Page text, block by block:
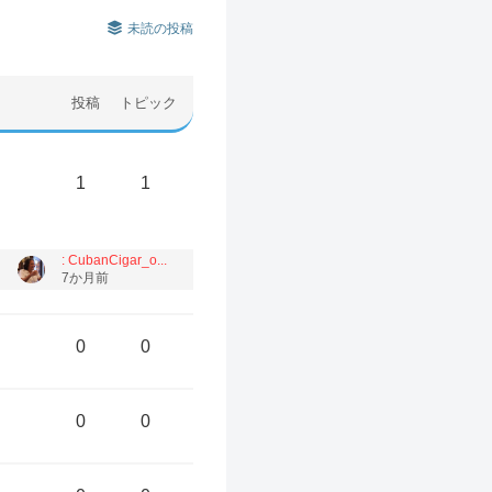
未読の投稿
投稿 トピック
1 1
: CubanCigar_o...
7か月前
0 0
0 0